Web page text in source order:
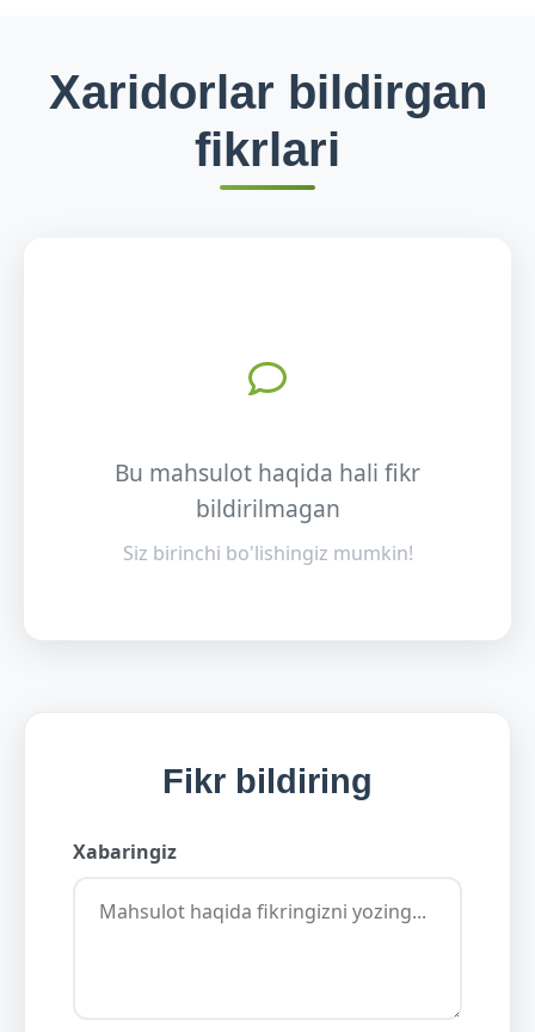
Xaridorlar bildirgan
fikrlari
Bu mahsulot haqida hali fikr
bildirilmagan
Siz birinchi bo'lishingiz mumkin!
Fikr bildiring
Xabaringiz